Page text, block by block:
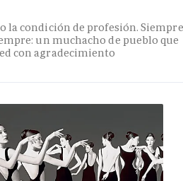
la condición de profesión. Siempre
un muchacho de pueblo que
con agradecimiento